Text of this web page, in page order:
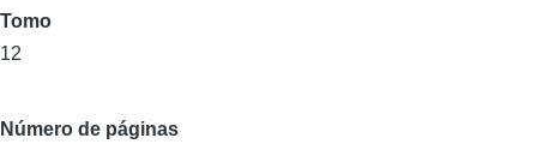
Tomo
12
Número de páginas